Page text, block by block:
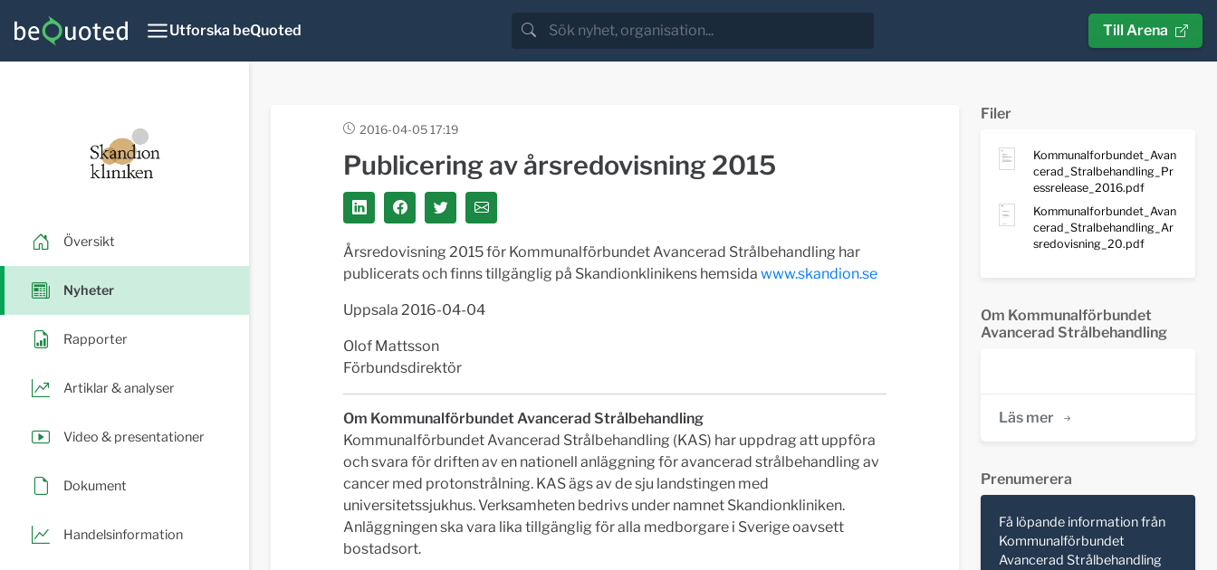
Utforska beQuoted Till Arena
Översikt
Nyheter
Rapporter
Artiklar & analyser
Video & presentationer
Dokument
Handelsinformation
2016-04-05 17:19
Publicering av årsredovisning 2015
Årsredovisning 2015 för Kommunalförbundet Avancerad Strålbehandling har
publicerats och finns tillgänglig på Skandionklinikens hemsida www.skandion.se
Uppsala 2016-04-04
Olof Mattsson
Förbundsdirektör
Om Kommunalförbundet Avancerad Strålbehandling
Kommunalförbundet Avancerad Strålbehandling (KAS) har uppdrag att uppföra
och svara för driften av en nationell anläggning för avancerad strålbehandling av
cancer med protonstrålning. KAS ägs av de sju landstingen med
universitetssjukhus. Verksamheten bedrivs under namnet Skandionkliniken.
Anläggningen ska vara lika tillgänglig för alla medborgare i Sverige oavsett
bostadsort.
Filer
Kommunalforbundet_Avan
cerad_Stralbehandling_Pr
essrelease_2016.pdf
Kommunalforbundet_Avan
cerad_Stralbehandling_Ar
sredovisning_20.pdf
Om Kommunalförbundet
Avancerad Strålbehandling
Läs mer
Prenumerera
Få löpande information från
Kommunalförbundet
Avancerad Strålbehandling